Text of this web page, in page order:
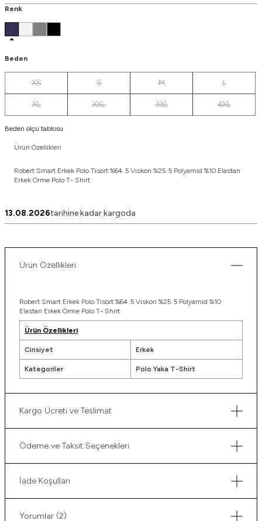
Renk
Beden
XS S M L
XL XXL 3XL 4XL
Beden ölçü tablosu
Ürün Özellikleri
Robert Smart Erkek Polo Tisört %64. 5 Viskon %25. 5 Polyamid %10 Elastan
Erkek Örme Polo T- Shirt
13.08.2026tarihine kadar kargoda
Ürün Özellikleri
Robert Smart Erkek Polo Tisört %64. 5 Viskon %25. 5 Polyamid %10
Elastan Erkek Örme Polo T- Shirt
Ürün Özellikleri
Cinsiyet Erkek
Kategoriler Polo Yaka T-Shirt
Kargo Ücreti ve Teslimat
Ödeme ve Taksit Seçenekleri
İade Koşulları
Yorumlar (2)